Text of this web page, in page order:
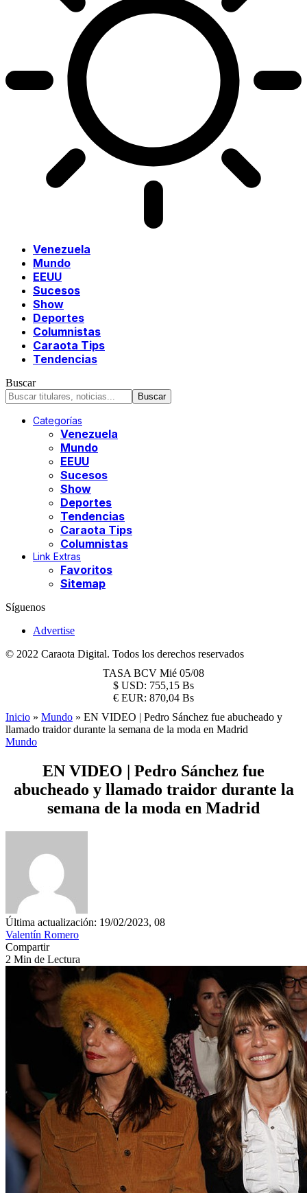
Venezuela
Mundo
EEUU
Sucesos
Show
Deportes
Columnistas
Caraota Tips
Tendencias
Buscar
Categorías
Venezuela
Mundo
EEUU
Sucesos
Show
Deportes
Tendencias
Caraota Tips
Columnistas
Link Extras
Favoritos
Sitemap
Síguenos
Advertise
© 2022 Caraota Digital. Todos los derechos reservados
TASA BCV Mié 05/08
$ USD: 755,15 Bs
€ EUR: 870,04 Bs
Inicio » Mundo » EN VIDEO | Pedro Sánchez fue abucheado y
llamado traidor durante la semana de la moda en Madrid
Mundo
EN VIDEO | Pedro Sánchez fue
abucheado y llamado traidor durante la
semana de la moda en Madrid
Última actualización: 19/02/2023, 08
Valentín Romero
Compartir
2 Min de Lectura